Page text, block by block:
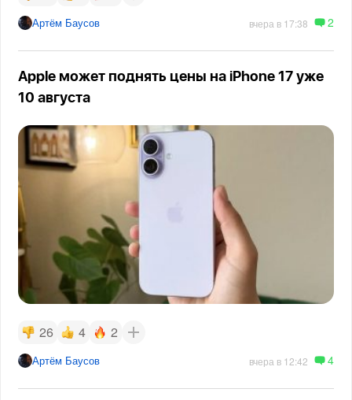
Артём Баусов вчера в 17:38 2
Apple может поднять цены на iPhone 17 уже
10 августа
26 4 2
Артём Баусов вчера в 12:42 4